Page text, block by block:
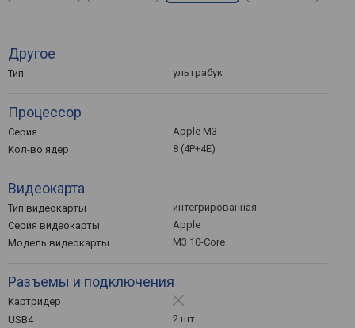
Другое
Тип ультрабук
Процессор
Серия
Apple M3
Кол-во ядер
8 (4P+4E)
Видеокарта
Тип видеокарты
интегрированная
Серия видеокарты
Apple
Модель видеокарты
M3 10-Core
Разъемы и подключения
Картридер
USB4
2 шт